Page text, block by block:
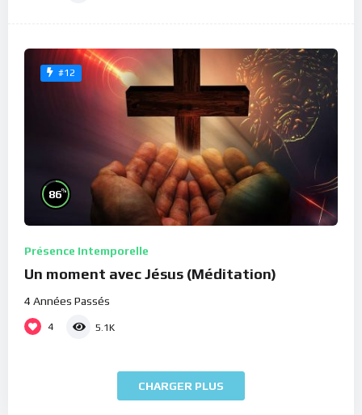
#12
86%
Présence Intemporelle
Un moment avec Jésus (Méditation)
4 Années Passés
4 5.1K
CHARGER PLUS